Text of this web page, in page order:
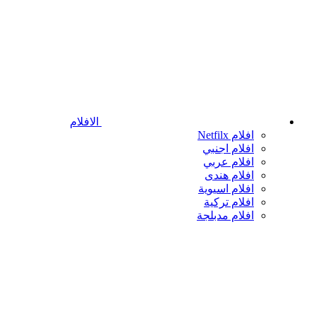
الافلام
افلام Netfilx
افلام اجنبي
افلام عربي
افلام هندى
افلام اسيوية
افلام تركية
افلام مدبلجة